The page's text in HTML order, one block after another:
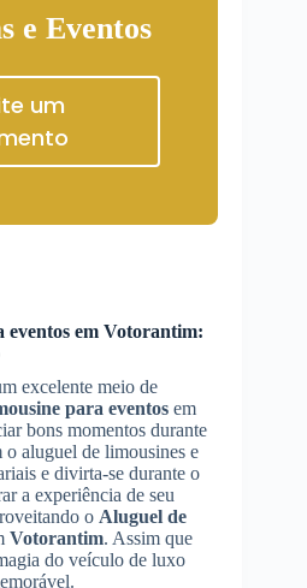
e Eventos
um
eventos em Votorantim:
excelente meio de
para eventos em
bons momentos durante
aluguel de limousines e
e divirta-se durante o
a experiência de seu
o Aluguel de
Votorantim. Assim que
do veículo de luxo